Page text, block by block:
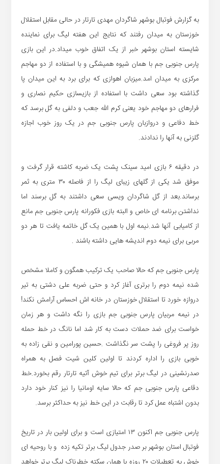
به گزارش فوتبال بوشهر شاگردان مهدی تارتار در حالی مقابل استقلال
خوزستان به میدان رفتند که نتایج این هفته لیگ برای نماینده
شایسته استان بوشهر خبر از یک اتفاق خوب میداد.در این بازی
پارس جنوبی جم با همان شیوه همیشگی و با استفاده از دو مهاجم
مرکزی به میدان امد.میزبان اهوازی که برای برد به این میدان پا
گذاشته بود سعی داشت با استفاده از بازیسازی حکیم نصاری و
فرارهای دو مهاجم خود یعنی کرم الله جعب و دلفی به گل برسد که
خط دفاعی و دروازبان پارس جنوبی جم در یک روز خوب اجازه
گلزنی به آنها را ندادند.
در دقیقه ۶ بازی امید سینک پشت یک ضربه کاشته قرار گرفت و
موفق شد یکی از گلهای زیبای لیگ را از فاصله ۳۰ متری به ثمر
برساند.بعد از گل شاگردان ویسی سعی داشتند به گل برسند اما
نداشتن برنامه ای خاص و البته بازی فکورانه پارس جنوبی جم مانع
از کامیابی آنها شد.نیمه اول با همین یک گل خاتمه یافت تا هر دو
مربی برای نیمه دوم اندیشه هایی داشته باشند .
پارس جنوبی جم که حالا صاحب یک ترکیب همگون و کاملا مشخص
شده نیمه دوم را برتری آغاز کرد و حتی ضربه علی دشتی به تیر
دروازه خورد تا استقلال خوزستان در خانه اش احساس آرامش نکند!
در نیمه مربیان پارس جنوبی جم بازی را نگه داشت و هر زمان
خواست برای ضد حملات دست به کار شد اما نانگ در خط حمله
روز پر فروغی را پشت سر نگذاشت .حسین پورامین و نقی زاده به
خوبی بازی را اداره کردند تا اولین کلین شیت فصل به همراه
صدرنشینی در لیگ برتر برای تیم خوش آتیه تارتار رقم بخورد.خط
دقاعی پارس جنوبی جم که حالا سایه اومانیا را نیز کنار خود دارد
بدون اشتباه عمل کرد تا رقابت در این خط نیز به حداکثر برسد.
پارس جنوبی جم اکنون ۱۳ امتیازی است و برای اولین بار در تاریخ
فوتبال استان بوشهر بر صدر جدول لیگ برتر تکیه زده و با روحیه ای